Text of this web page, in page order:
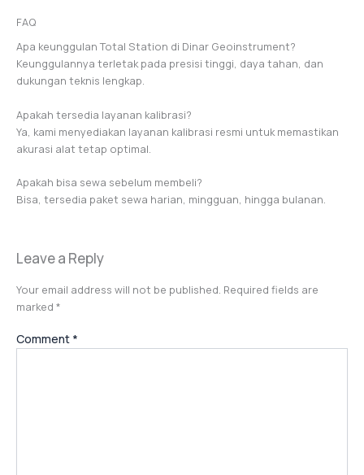
FAQ
Apa keunggulan Total Station di Dinar Geoinstrument?
Keunggulannya terletak pada presisi tinggi, daya tahan, dan
dukungan teknis lengkap.
Apakah tersedia layanan kalibrasi?
Ya, kami menyediakan layanan kalibrasi resmi untuk memastikan
akurasi alat tetap optimal.
Apakah bisa sewa sebelum membeli?
Bisa, tersedia paket sewa harian, mingguan, hingga bulanan.
Leave a Reply
Your email address will not be published. Required fields are
marked *
Comment *